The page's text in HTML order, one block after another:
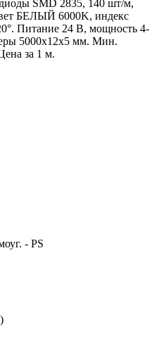
SMD 2835, 140 шт/м,
БЕЛЫЙ 6000K, индекс
Питание 24 В, мощность 4-
5000x12x5 мм. Мин.
за 1 м.
- PS